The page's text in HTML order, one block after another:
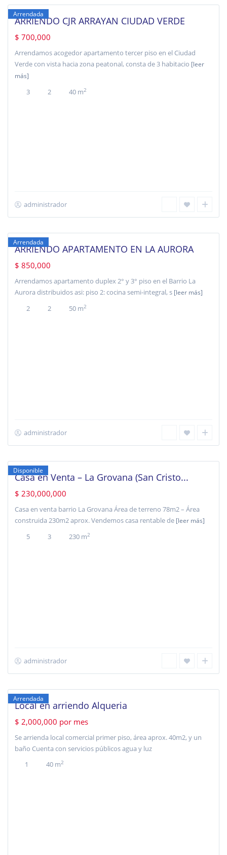
Arrendada
ARRIENDO CJR ARRAYAN CIUDAD VERDE
$ 700,000
Arrendamos acogedor apartamento tercer piso en el Ciudad
Verde con vista hacia zona peatonal, consta de 3 habitacio [leer
más]
3 2 40 m2
administrador
aurora,
Arrendada
ARRIENDO APARTAMENTO EN LA AURORA
$ 850,000
Arrendamos apartamento duplex 2° y 3° piso en el Barrio La
Aurora distribuidos asi: piso 2: cocina semi-integral, s [leer más]
2 2 50 m2
administrador
Grovana,
Disponible
Casa en Venta – La Grovana (San Cristo...
$ 230,000,000
Casa en venta barrio La Grovana Área de terreno 78m2 – Área
construida 230m2 aprox. Vendemos casa rentable de [leer más]
5 3 230 m2
administrador
Alquería,
Arrendada
Local en arriendo Alqueria
$ 2,000,000 por mes
Se arrienda local comercial primer piso, área aprox. 40m2, y un
baño Cuenta con servicios públicos agua y luz
1
40 m2